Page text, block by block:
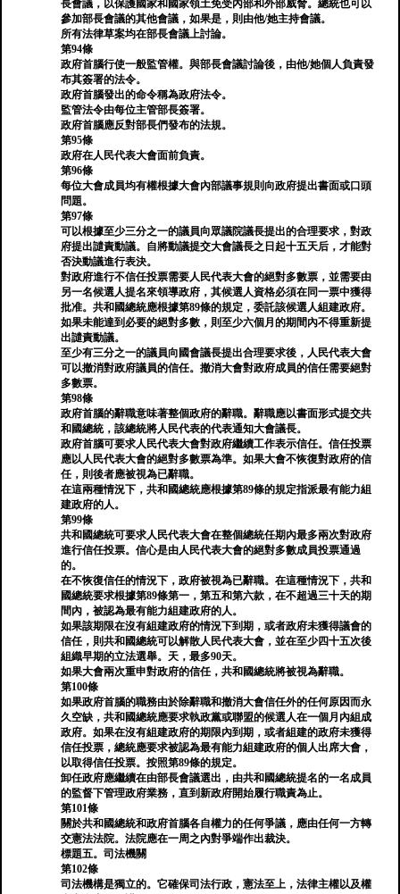
長會議，以保護國家和國家領土免受內部和外部威脅。總統也可以
參加部長會議的其他會議，如果是，則由他/她主持會議。
所有法律草案均在部長會議上討論。
第94條
政府首腦行使一般監管權。與部長會議討論後，由他/她個人負責發
布其簽署的法令。
政府首腦發出的命令稱為政府法令。
監管法令由每位主管部長簽署。
政府首腦應反對部長們發布的法規。
第95條
政府在人民代表大會面前負責。
第96條
每位大會成員均有權根據大會內部議事規則向政府提出書面或口頭
問題。
第97條
可以根據至少三分之一的議員向眾議院議長提出的合理要求，對政
府提出譴責動議。自將動議提交大會議長之日起十五天后，才能對
否決動議進行表決。
對政府進行不信任投票需要人民代表大會的絕對多數票，並需要由
另一名候選人提名來領導政府，其候選人資格必須在同一票中獲得
批准。共和國總統應根據第89條的規定，委託該候選人組建政府。
如果未能達到必要的絕對多數，則至少六個月的期間內不得重新提
出譴責動議。
至少有三分之一的議員向國會議長提出合理要求後，人民代表大會
可以撤消對政府議員的信任。撤消大會對政府成員的信任需要絕對
多數票。
第98條
政府首腦的辭職意味著整個政府的辭職。辭職應以書面形式提交共
和國總統，該總統將人民代表的代表通知大會議長。
政府首腦可要求人民代表大會對政府繼續工作表示信任。信任投票
應以人民代表大會的絕對多數票為準。如果大會不恢復對政府的信
任，則後者應被視為已辭職。
在這兩種情況下，共和國總統應根據第89條的規定指派最有能力組
建政府的人。
第99條
共和國總統可要求人民代表大會在整個總統任期內最多兩次對政府
進行信任投票。信心是由人民代表大會的絕對多數成員投票通過
的。
在不恢復信任的情況下，政府被視為已辭職。在這種情況下，共和
國總統要求根據第89條第一，第五和第六款，在不超過三十天的期
間內，被認為最有能力組建政府的人。
如果該期限在沒有組建政府的情況下到期，或者政府未獲得議會的
信任，則共和國總統可以解散人民代表大會，並在至少四十五次後
組織早期的立法選舉。天，最多90天。
如果大會兩次重申對政府的信任，共和國總統將被視為辭職。
第100條
如果政府首腦的職務由於除辭職和撤消大會信任外的任何原因而永
久空缺，共和國總統應要求執政黨或聯盟的候選人在一個月內組成
政府。如果在沒有組建政府的期限內到期，或者組建的政府未獲得
信任投票，總統應要求被認為最有能力組建政府的個人出席大會，
以取得信任投票。按照第89條的規定。
卸任政府應繼續在由部長會議選出，由共和國總統提名的一名成員
的監督下管理政府業務，直到新政府開始履行職責為止。
第101條
關於共和國總統和政府首腦各自權力的任何爭議，應由任何一方轉
交憲法法院。法院應在一周之內對爭端作出裁決。
標題五。司法機關
第102條
司法機構是獨立的。它確保司法行政，憲法至上，法律主權以及權